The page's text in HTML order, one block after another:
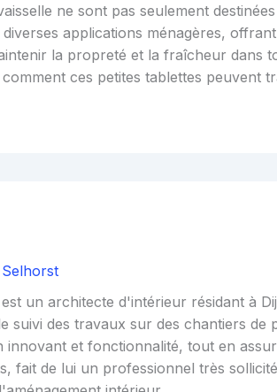
ne sont pas seulement
diverses applications ménagères,
la propreté et la fraîcheur dans
ces petites tablettes peuvent
est un architecte d'intérieur résidant à
suivi des travaux sur des chantiers de
innovant et fonctionnalité, tout en
fait de lui un professionnel très